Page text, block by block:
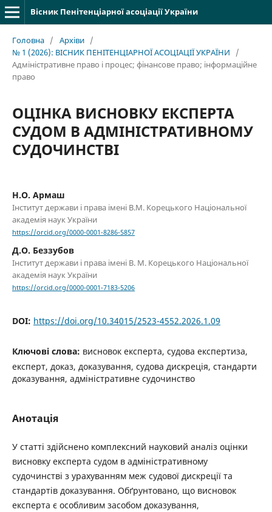
Вісник Пенітенціарної асоціації України
Головна / Архіви /
№ 1 (2026): ВІСНИК ПЕНІТЕНЦІАРНОЇ АСОЦІАЦІЇ УКРАЇНИ
/
Адміністративне право і процес; фінансове право; інформаційне
право
ОЦІНКА ВИСНОВКУ ЕКСПЕРТА
СУДОМ В АДМІНІСТРАТИВНОМУ
СУДОЧИНСТВІ
Н.О. Армаш
Інститут держави і права імені В.М. Корецького Національної
академія наук України
https://orcid.org/0000-0001-8286-5857
Д.О. Беззубов
Інститут держави і права імені В. М. Корецького Національної
академія наук України
https://orcid.org/0000-0001-7183-5206
DOI: https://doi.org/10.34015/2523-4552.2026.1.09
Ключові слова: висновок експерта, судова експертиза,
експерт, доказ, доказування, судова дискреція, стандарти
доказування, адміністративне судочинство
Анотація
У статті здійснено комплексний науковий аналіз оцінки
висновку експерта судом в адміністративному
судочинстві з урахуванням меж судової дискреції та
стандартів доказування. Обґрунтовано, що висновок
експерта є особливим засобом доказування,